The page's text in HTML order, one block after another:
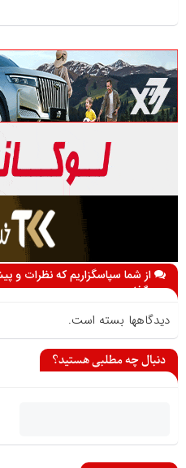
از شما سپاسگزاریم که نظرات و
می گذارید
دیدگاهها بسته است.
دنبال چه مطلبی هستید؟